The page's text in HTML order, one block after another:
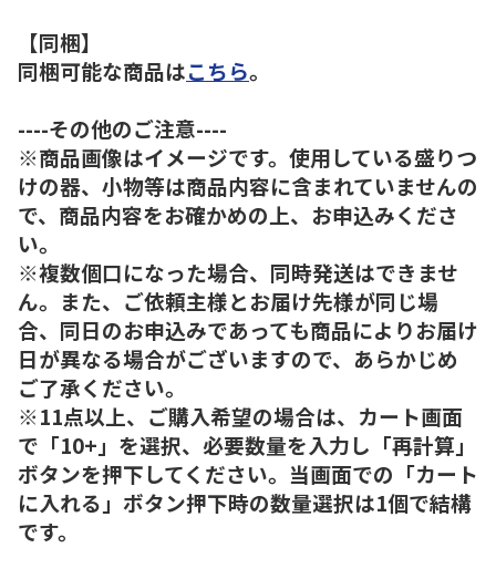
【同梱】
同梱可能な商品はこちら。
----その他のご注意----
※商品画像はイメージです。使用している盛りつ
けの器、小物等は商品内容に含まれていませんの
で、商品内容をお確かめの上、お申込みくださ
い。
※複数個口になった場合、同時発送はできませ
ん。また、ご依頼主様とお届け先様が同じ場
合、同日のお申込みであっても商品によりお届け
日が異なる場合がございますので、あらかじめ
ご了承ください。
※11点以上、ご購入希望の場合は、カート画面
で「10+」を選択、必要数量を入力し「再計算」
ボタンを押下してください。当画面での「カート
に入れる」ボタン押下時の数量選択は1個で結構
です。